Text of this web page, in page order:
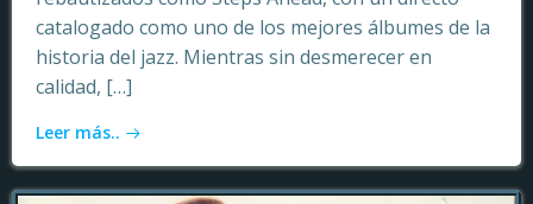
catalogado como uno de los mejores álbumes de la
historia del jazz. Mientras sin desmerecer en
calidad, […]
Leer más..